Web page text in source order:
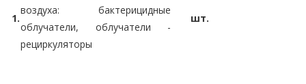
1.
воздуха: бактерицидные
облучатели, облучатели -
рециркуляторы
шт.